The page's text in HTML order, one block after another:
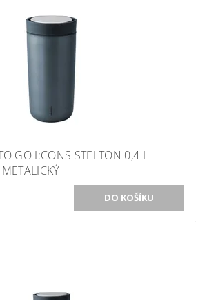
GO I:CONS STELTON 0,4 L